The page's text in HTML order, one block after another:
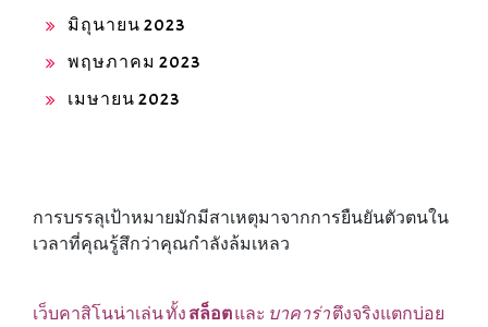
มิถุนายน 2023
พฤษภาคม 2023
เมษายน 2023
การบรรลุเป้าหมายมักมีสาเหตุมาจากการยืนยันตัวตนใน
เวลาที่คุณรู้สึกว่าคุณกำลังล้มเหลว
เว็บคาสิโนน่าเล่น ทั้ง สล็อตและ บาคาร่าตึงจริงแตกบ่อย